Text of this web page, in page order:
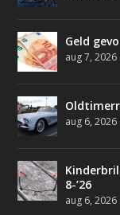
Geld
aug 7, 2026
aug 6, 2026
8-’26
aug 6, 2026